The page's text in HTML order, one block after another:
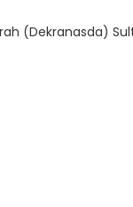
(Dekranasda)